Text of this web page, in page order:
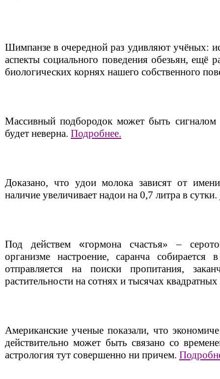
Шимпанзе в очередной раз удивляют учёных:
аспекты социального поведения обезьян, ещё
биологических корнях нашего собственного
Массивный подбородок может быть сигналом
будет неверна. Подробнее.
Доказано, что удои молока зависят от
наличие увеличивает надои на 0,7 литра в сутки.
Под действем «гормона счастья» –
организме настроение, саранча
отправляется на поиски пропитания,
растительности на сотнях и тысячах
Американские ученые показали, что
действительно может быть связано со
астрология тут совершенно ни причем.